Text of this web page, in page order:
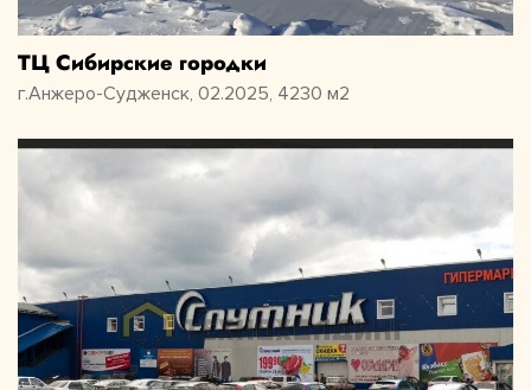
ТЦ Сибирские городки
г.Анжеро-Судженск, 02.2025, 4230 м2